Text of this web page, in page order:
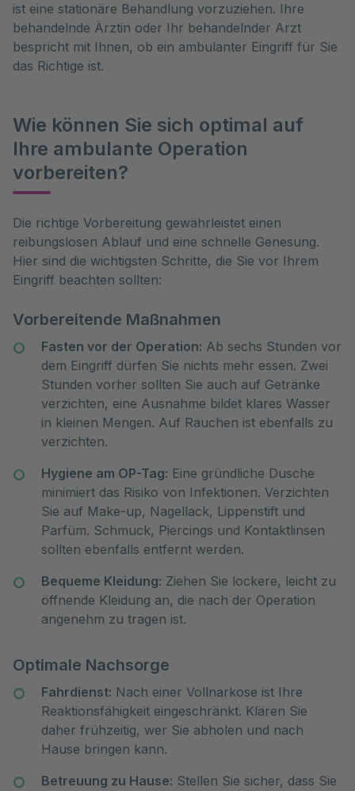
ist eine stationäre Behandlung vorzuziehen. Ihre
behandelnde Ärztin oder Ihr behandelnder Arzt
bespricht mit Ihnen, ob ein ambulanter Eingriff für Sie
das Richtige ist.
Wie können Sie sich optimal auf
Ihre ambulante Operation
vorbereiten?
Die richtige Vorbereitung gewährleistet einen
reibungslosen Ablauf und eine schnelle Genesung.
Hier sind die wichtigsten Schritte, die Sie vor Ihrem
Eingriff beachten sollten:
Vorbereitende Maßnahmen
Fasten vor der Operation: Ab sechs Stunden vor
dem Eingriff dürfen Sie nichts mehr essen. Zwei
Stunden vorher sollten Sie auch auf Getränke
verzichten, eine Ausnahme bildet klares Wasser
in kleinen Mengen. Auf Rauchen ist ebenfalls zu
verzichten.
Hygiene am OP-Tag: Eine gründliche Dusche
minimiert das Risiko von Infektionen. Verzichten
Sie auf Make-up, Nagellack, Lippenstift und
Parfüm. Schmuck, Piercings und Kontaktlinsen
sollten ebenfalls entfernt werden.
Bequeme Kleidung: Ziehen Sie lockere, leicht zu
öffnende Kleidung an, die nach der Operation
angenehm zu tragen ist.
Optimale Nachsorge
Fahrdienst: Nach einer Vollnarkose ist Ihre
Reaktionsfähigkeit eingeschränkt. Klären Sie
daher frühzeitig, wer Sie abholen und nach
Hause bringen kann.
Betreuung zu Hause: Stellen Sie sicher, dass Sie